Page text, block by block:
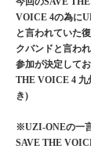
VOICE 4の為に
と言われていた
クバンドと言わ
参加が決定して
THE VOICE 4 九
き)
※UZI-ONEの一
SAVE THE